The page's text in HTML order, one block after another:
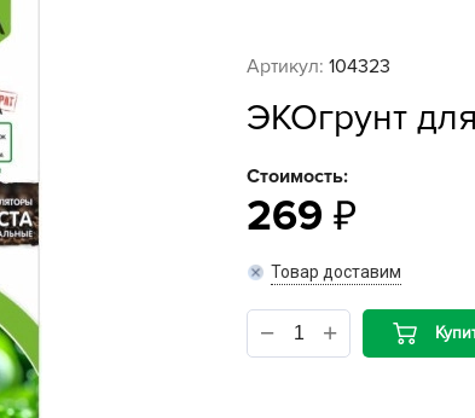
Артикул: 104323
ЭКОгрунт
Стоимость:
269
Товар доставим